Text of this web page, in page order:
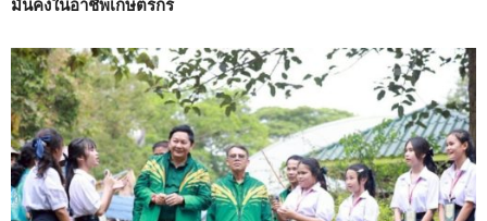
มั่นคงในอาชีพเกษตรกร